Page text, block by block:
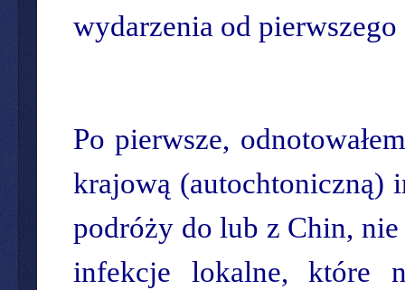
wydarzenia od pierwszego
Po pierwsze,
krajową (autochtoniczną)
podróży do lub z Chin,
infekcje lokalne, które